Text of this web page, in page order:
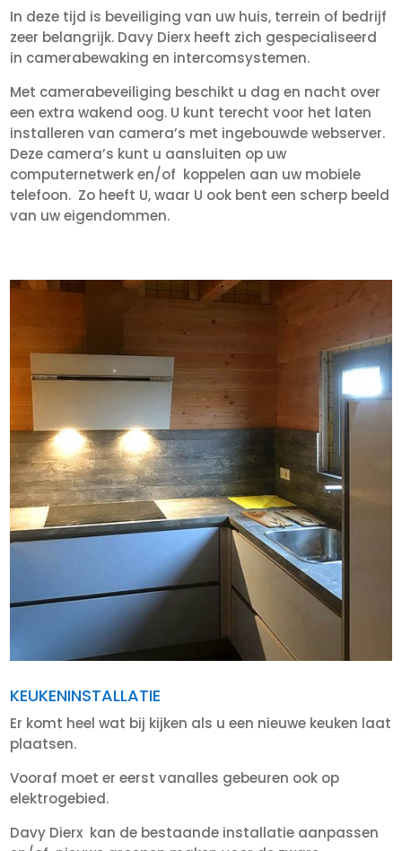
In deze tijd is beveiliging van uw huis, terrein of bedrijf
zeer belangrijk. Davy Dierx heeft zich gespecialiseerd
in camerabewaking en intercomsystemen.
Met camerabeveiliging beschikt u dag en nacht over
een extra wakend oog. U kunt terecht voor het laten
installeren van camera’s met ingebouwde webserver.
Deze camera’s kunt u aansluiten op uw
computernetwerk en/of koppelen aan uw mobiele
telefoon. Zo heeft U, waar U ook bent een scherp beeld
van uw eigendommen.
KEUKENINSTALLATIE
Er komt heel wat bij kijken als u een nieuwe keuken laat
plaatsen.
Vooraf moet er eerst vanalles gebeuren ook op
elektrogebied.
Davy Dierx kan de bestaande installatie aanpassen